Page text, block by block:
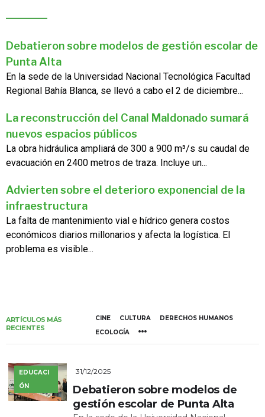
Debatieron sobre modelos de gestión escolar de
Punta Alta
En la sede de la Universidad Nacional Tecnológica Facultad
Regional Bahía Blanca, se llevó a cabo el 2 de diciembre...
La reconstrucción del Canal Maldonado sumará
nuevos espacios públicos
La obra hidráulica ampliará de 300 a 900 m³/s su caudal de
evacuación en 2400 metros de traza. Incluye un...
Advierten sobre el deterioro exponencial de la
infraestructura
La falta de mantenimiento vial e hídrico genera costos
económicos diarios millonarios y afecta la logística. El
problema es visible...
ARTÍCULOS MÁS
RECIENTES
CINE CULTURA
DERECHOS HUMANOS
ECOLOGÍA
EDUCACI
ÓN
31/12/2025
Debatieron sobre modelos de
gestión escolar de Punta Alta